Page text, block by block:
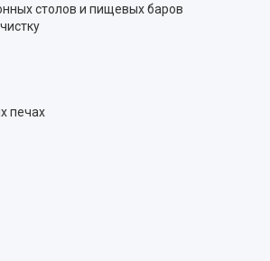
столов и пищевых баров
печах